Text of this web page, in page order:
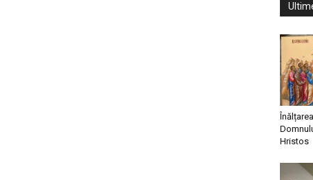
Hristos